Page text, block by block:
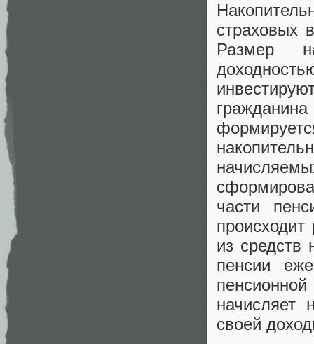
страховых
Размер
части
из средств
пенсии
начисляет
своей